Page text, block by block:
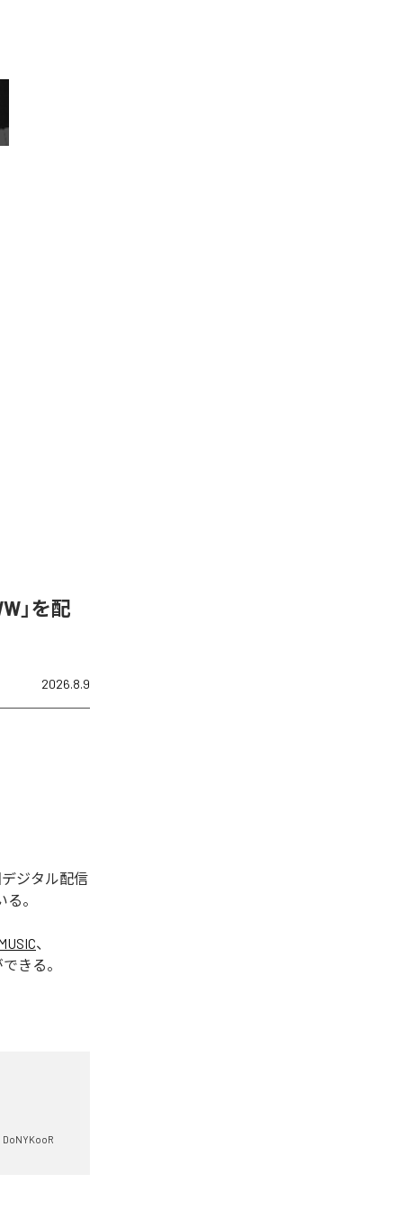
」を配
2026.8.9
デジタル配信
。
、
きる。
DoNYKooR